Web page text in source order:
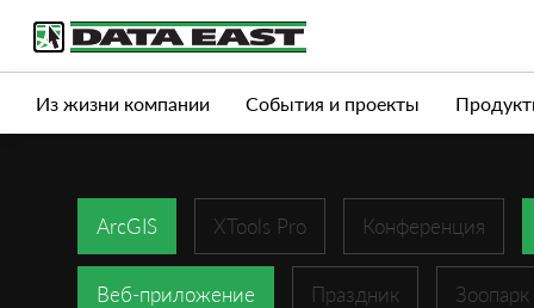
Услуги Продукты Истории успеха
Из жизни компании События и проекты
ArcGIS XTools Pro Конференция
Веб-приложение Праздник Зоопарк